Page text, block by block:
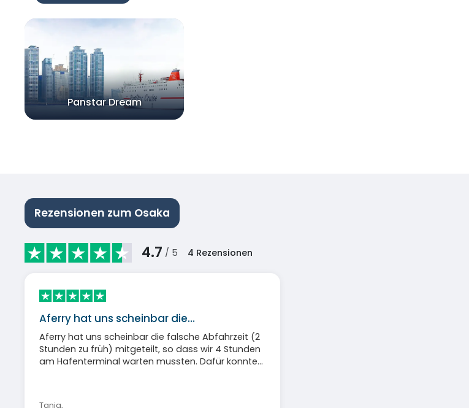
Panstar Dream
Rezensionen zum Osaka
4.7 / 5 4 Rezensionen
Aferry hat uns scheinbar die…
Aferry hat uns scheinbar die falsche Abfahrzeit (2
Stunden zu früh) mitgeteilt, so dass wir 4 Stunden
am Hafenterminal warten mussten. Dafür konnte
Tanja,